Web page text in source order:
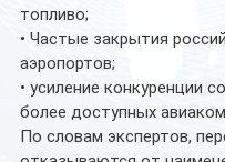
топливо;
• Частые закрытия
аэропортов;
• усиление конкуренции
более доступных
По словам экспертов,